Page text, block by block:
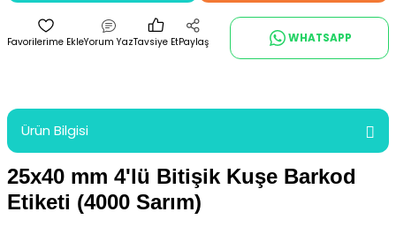
Yorum YazTavsiye EtPaylaş WHATSAPP
Ürün Bilgisi
25x40 mm 4'lü Bitişik Kuşe Barkod
Etiketi (4000 Sarım)